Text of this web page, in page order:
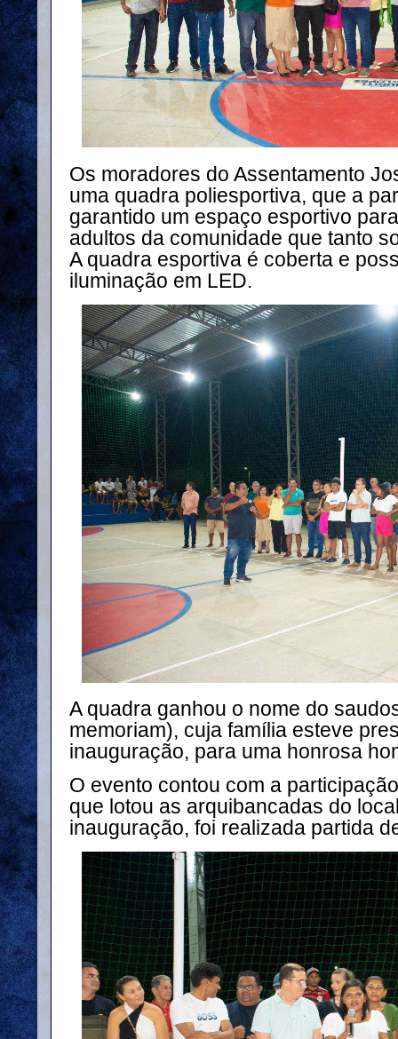
Os moradores do Assentamento
uma quadra poliesportiva, que a
garantido um espaço esportivo
adultos da comunidade que tanto
A quadra esportiva é coberta e
iluminação em LED.
A quadra ganhou o nome do
memoriam), cuja família esteve
inauguração, para uma honrosa
O evento contou com a
que lotou as arquibancadas do
inauguração, foi realizada partida